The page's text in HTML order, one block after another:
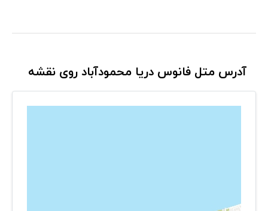
آدرس متل فانوس دریا محمودآباد روی نقشه